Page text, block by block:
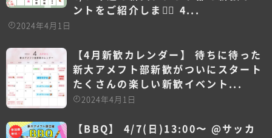
ントをご紹介します🏼 4...
2024年4月1日
【4月新歓カレンダー】 待ちに待った
新大アメフト部新歓がついにスタート
たくさんの楽しい新歓イベント...
2024年4月1日
【BBQ】 4/7(日)13:00〜 @サッカ